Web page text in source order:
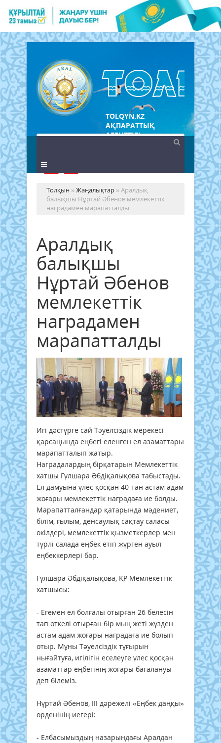
TOLQYN.KZ
АҚПАРАТТЫҚ
АГЕНТТІГІ
Толқын »Жаңалықтар » Аралдық
балықшы Нұртай Әбенов мемлекеттік
наградамен марапатталды
Аралдық
балықшы
Нұртай Әбенов
мемлекеттік
наградамен
марапатталды
Игі дәстүрге сай Тәуелсіздік мерекесі
қарсаңында еңбегі еленген ел азаматтары
марапатталып жатыр.
Наградалардың бірқатарын Мемлекеттік
хатшы Гүлшара Әбдіқалықова табыстады.
Ел дамуына үлес қосқан 40-тан астам адам
жоғары мемлекеттік наградаға ие болды.
Марапатталғандар қатарында мәдениет,
білім, ғылым, денсаулық сақтау саласы
өкілдері, мемлекеттік қызметкерлер мен
түрлі салада еңбек етіп жүрген ауыл
еңбеккерлері бар.
Гүлшара Әбдіқалықова, ҚР Мемлекеттік
хатшысы:
- Егемен ел болғалы отырған 26 белесін
тап өткелі отырған бір мың жеті жүзден
астам адам жоғары наградаға ие болып
отыр. Мұны Тәуелсіздік тұғырын
нығайтуға, игілігін еселеуге үлес қосқан
азаматтар еңбегінің жоғары бағалануы
деп білеміз.
Нұртай Әбенов, III дәрежелі «Еңбек даңқы»
орденінің иегері:
- Елбасымыздың назарындағы Аралдан